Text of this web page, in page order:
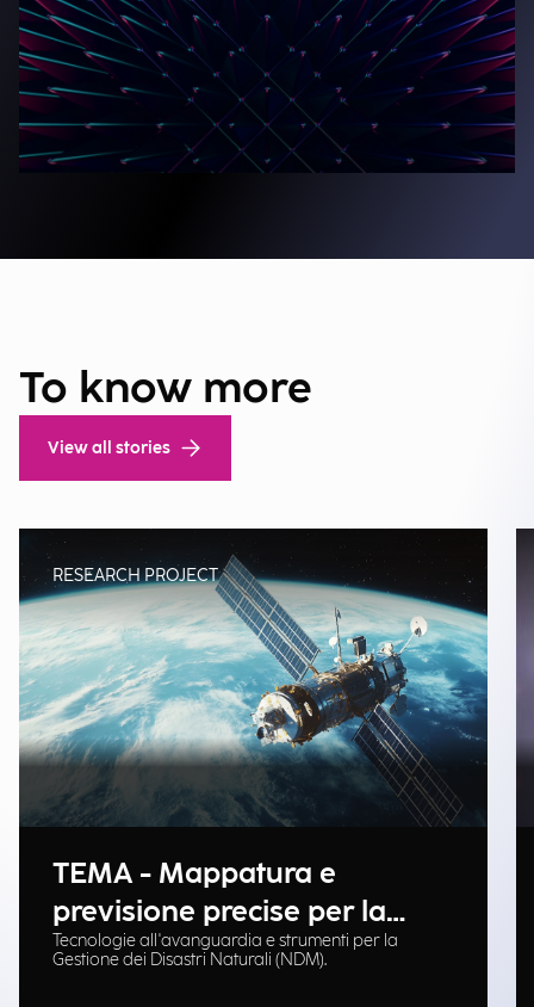
To know more
View all stories
RESEARCH PROJECT
TEMA - Mappatura e
previsione precise per la
gestione delle emergenze
Tecnologie all'avanguardia e strumenti per la
Gestione dei Disastri Naturali (NDM).